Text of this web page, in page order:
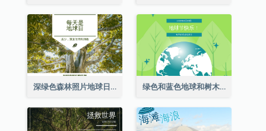
深绿色森林照片地球日明信片 绿色和蓝色地球和树木插图地球日明信片